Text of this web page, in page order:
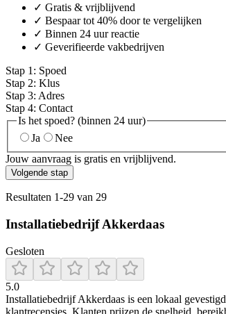
✓ Gratis & vrijblijvend
✓ Bespaar tot 40% door te vergelijken
✓ Binnen 24 uur reactie
✓ Geverifieerde vakbedrijven
Stap 1 : Spoed
Stap 2: Klus
Stap 3: Adres
Stap 4: Contact
Is het spoed? (binnen 24 uur)
Ja
Nee
Jouw aanvraag is gratis en vrijblijvend.
Volgende stap
Resultaten 1-29 van 29
Installatiebedrijf Akkerdaas
Gesloten
5.0
Installatiebedrijf Akkerdaas is een lokaal
klantrecensies. Klanten prijzen de snelheid,